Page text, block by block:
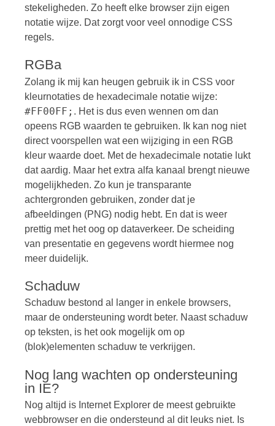
stekeligheden. Zo heeft elke browser zijn eigen
notatie wijze. Dat zorgt voor veel onnodige CSS
regels.
RGBa
Zolang ik mij kan heugen gebruik ik in CSS voor
kleurnotaties de hexadecimale notatie wijze:
#FF00FF; . Het is dus even wennen om dan
opeens RGB waarden te gebruiken. Ik kan nog niet
direct voorspellen wat een wijziging in een RGB
kleur waarde doet. Met de hexadecimale notatie lukt
dat aardig. Maar het extra alfa kanaal brengt nieuwe
mogelijkheden. Zo kun je transparante
achtergronden gebruiken, zonder dat je
afbeeldingen (PNG) nodig hebt. En dat is weer
prettig met het oog op dataverkeer. De scheiding
van presentatie en gegevens wordt hiermee nog
meer duidelijk.
Schaduw
Schaduw bestond al langer in enkele browsers,
maar de ondersteuning wordt beter. Naast schaduw
op teksten, is het ook mogelijk om op
(blok)elementen schaduw te verkrijgen.
Nog lang wachten op ondersteuning
in IE?
Nog altijd is Internet Explorer de meest gebruikte
webbrowser en die ondersteund al dit leuks niet. Is